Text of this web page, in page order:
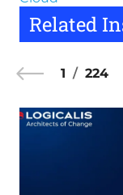
Related
1 224